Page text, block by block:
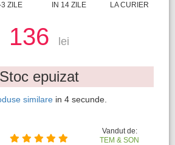
3 ZILE
IN 14 ZILE
LA CURIER
136 lei
Stoc epuizat
similare in 4 secunde.
Vandut de:
TEM & SON